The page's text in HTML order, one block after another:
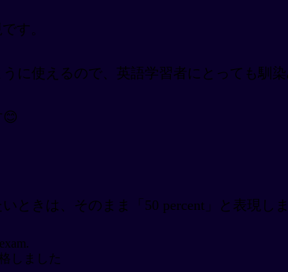
す。
に使えるので、英語学習者にとっても馴染
ときは、そのまま「50 percent」と表現しま
しました